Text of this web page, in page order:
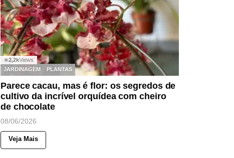
◉2,2kViews
JARDINAGEM
PLANTAS
Parece cacau, mas é flor: os segredos de
cultivo da incrível orquídea com cheiro
de chocolate
08/06/2026
Veja Mais